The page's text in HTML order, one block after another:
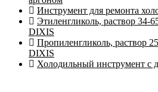
Инструмент для ремонта
Этиленгликоль, раствор 34-
DIXIS
Пропиленгликоль, раствор
DIXIS
Холодильный инструмент с